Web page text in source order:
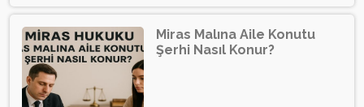
Miras Malına Aile Konutu
Şerhi Nasıl Konur?